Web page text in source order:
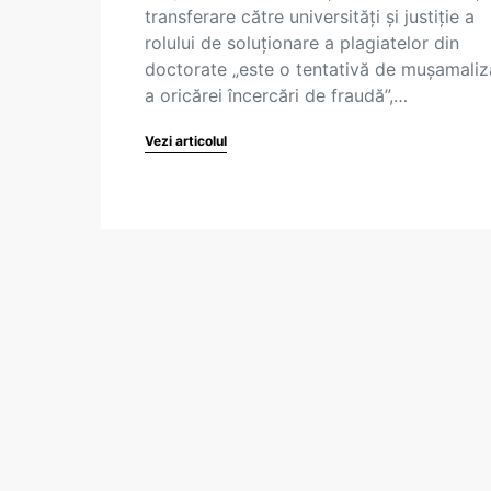
transferare către universități și justiție a
rolului de soluționare a plagiatelor din
doctorate „este o tentativă de
a oricărei încercări de fraudă”,…
Vezi articolul